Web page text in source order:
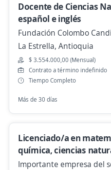
Docente de lenguas
Agencia de Empleo de
Apartadó, Antioquia
Hace 7 horas
Docente de derecho
Apartadó, Antioquia
Hace 7 horas
Docente de Ciencias
español e inglés
Fundación Colombo
La Estrella, Antioquia
$ 3.554.000,00 (Mensual)
Contrato a término indefinido
Tiempo Completo
Más de 30 días
Licenciado/a en
química, ciencias
Importante empresa del